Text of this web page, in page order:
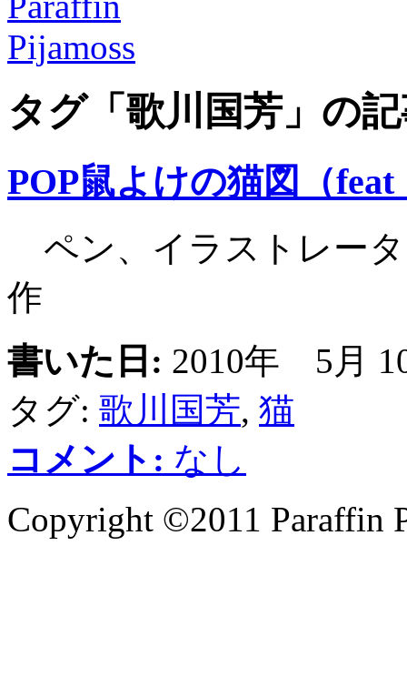
タグ「歌川国芳」の
POP鼠よけの猫図（
ペン、イラストレー
作
書いた日: 2010年 5月
タグ: 歌川国芳, 猫
コメント: なし
Copyright ©2011 Paraffin